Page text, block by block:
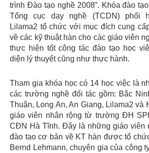
trình Đào tạo nghề 2008”. Khóa đào
Tổng cục dạy nghề (TCDN) phối
Lilama2 tổ chức với mục đích cung
về các kỹ thuật hàn cho các giáo viên
thực hiện tốt công tác đào tạo học
diện lý thuyết cũng như thực hành.
Tham gia khóa học có 14 học việc là
các trường nghề đối tác gồm: Bắc
Thuận, Long An, An Giang, Lilama2 và
giáo viên nhân rộng từ trường ĐH
CĐN Hà Tĩnh. Đây là những giáo viên
đào tạo cơ bản về KT hàn được tổ
Bernd Lehmann, chuyên gia của công